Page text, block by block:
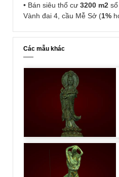
• Bán siêu thổ cư 3200 m2
Vành đai 4, cầu Mễ Sở (1%
Các mẫu khác